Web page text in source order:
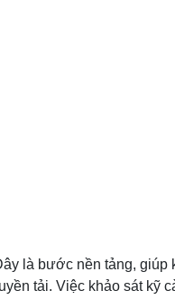
là bước nền tảng, giúp
tải. Việc khảo sát kỹ